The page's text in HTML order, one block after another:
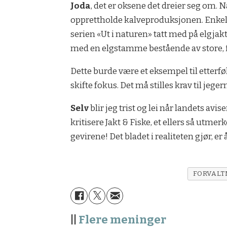
Joda, det er oksene det dreier seg om.
opprettholde kalveproduksjonen.
serien «Ut i naturen» tatt med på
med en elgstamme bestående av
Dette burde være et eksempel til
skifte fokus. Det må stilles krav til
Selvblir jeg trist og lei når landets
kritisere Jakt & Fiske, et ellers så
gevirene! Det bladet i realiteten gjør,
Flere meninger